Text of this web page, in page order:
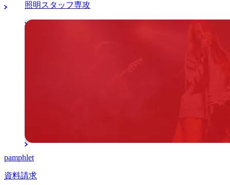
照明スタッフ専攻
pamphlet
資料請求